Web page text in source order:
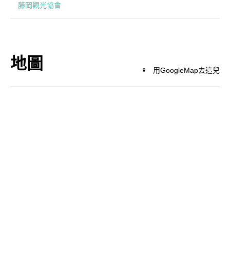
藤岡觀光協會
地圖 用GoogleMap去這兒